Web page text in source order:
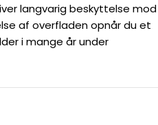
langvarig beskyttelse mod
af overfladen opnår du et
i mange år under